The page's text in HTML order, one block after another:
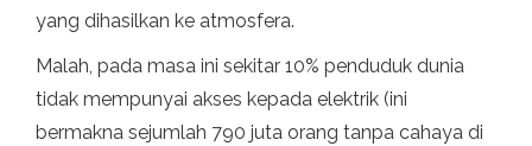
yang dihasilkan ke atmosfera.
Malah, pada masa ini sekitar 10% penduduk dunia
tidak mempunyai akses kepada elektrik (ini
bermakna sejumlah 790 juta orang tanpa cahaya di